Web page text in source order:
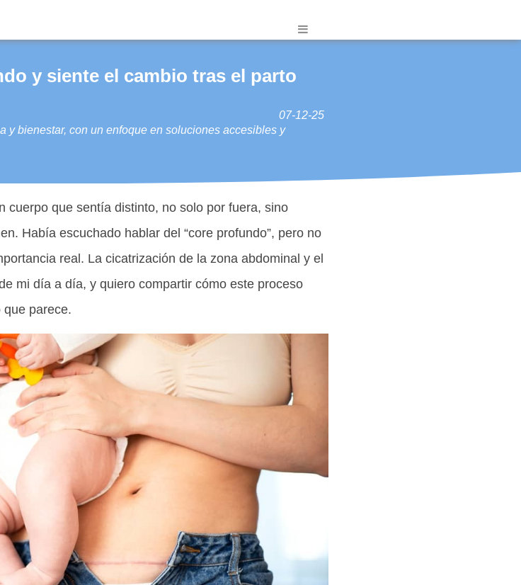
y siente el cambio tras el parto
07-12-25
y bienestar, con un enfoque en soluciones accesibles y
cuerpo que sentía distinto, no solo por fuera, sino
Había escuchado hablar del “core profundo”, pero no
real. La cicatrización de la zona abdominal y el
mi día a día, y quiero compartir cómo este proceso
que parece.